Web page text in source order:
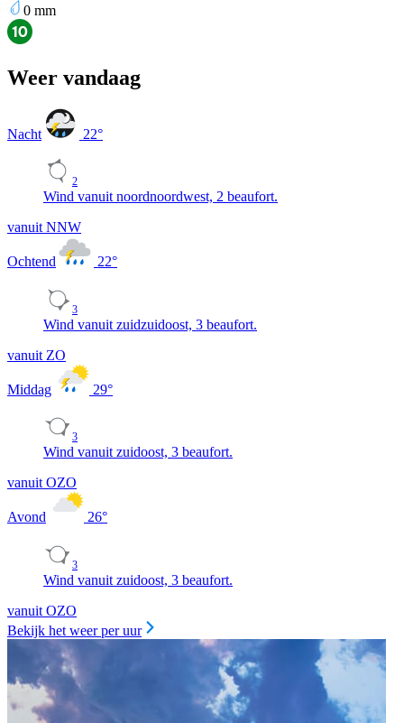
0 mm
Weer vandaag
Nacht 22°
2
Wind vanuit noordnoordwest, 2 beaufort.
vanuit NNW
Ochtend 22°
3
Wind vanuit zuidzuidoost, 3 beaufort.
vanuit ZO
Middag 29°
3
Wind vanuit zuidoost, 3 beaufort.
vanuit OZO
Avond 26°
3
Wind vanuit zuidoost, 3 beaufort.
vanuit OZO
Bekijk het weer per uur